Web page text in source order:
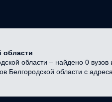
области
области – найдено 0
Белгородской области с